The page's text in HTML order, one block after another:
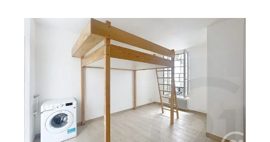
PARIS 75018
, 1 pièce
Ref : 27886
Appartement F1 à vendre
139 500 €
Visiter le site dédié